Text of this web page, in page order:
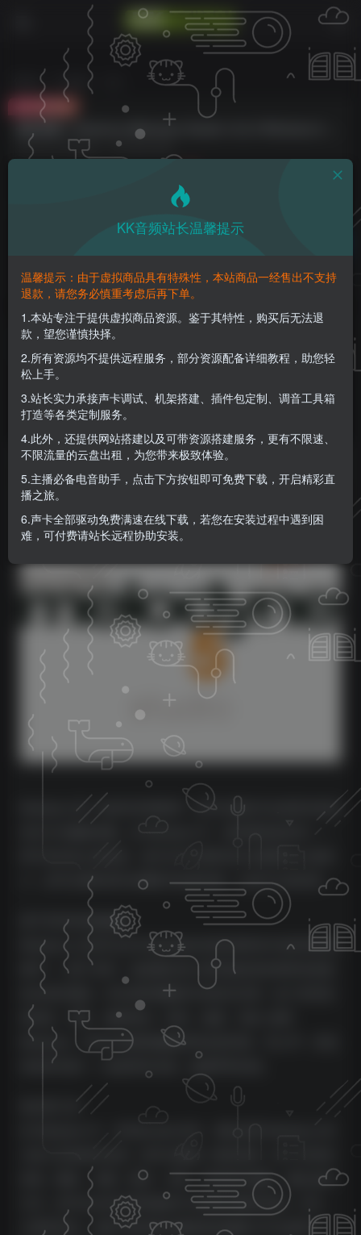
首页 VST插件
此内容为付费资源，请付费后查看
K币3
请登录购买，否则密码遗忘或资源丢失需重新购买，链接失效请加微
信：yqyptys
付费资源
修音神器！Celemony Melodyne Studio v5.2.0
Windows & macOS版
9个月前更新
关注 私信
Melodyne 是一款软件应用程序，您可以通过它以前所未有的
小，还可以看到音符在哪里开始和结束，以及它们的音高。
基于音符的音频编辑
Melodyne 让您可以无与伦比地访问录音和样本中的所有音乐
细节——逐个音符。这是通过深入研究您的录音和样本的复
杂分析实现的，并识别和理解其中的音乐关系：各个音符及
其特征、音阶、键和和弦、时间、速度、音色. 使用
Melodyne，您可以直观地编辑所有这些内容。有人声，但也
有各种乐器——包括和弦乐器，如钢琴和吉他。
音高、颤音、音量、咝音、长度、时间和共振峰。通过这种
方式，您可以以音乐而直接的方式增强演奏的语调、乐句、
力度和音色。虽然巧妙的算法确保您的编辑几乎总是听不
KK音频站长温馨提示
温馨提示：由于虚拟商品具有特殊性，本站商品一经售出不支持
退款，请您务必慎重考虑后再下单。
1.本站专注于提供虚拟商品资源。鉴于其特性，购买后无法退
款，望您谨慎抉择。
2.所有资源均不提供远程服务，部分资源配备详细教程，助您轻
松上手。
3.站长实力承接声卡调试、机架搭建、插件包定制、调音工具箱
打造等各类定制服务。
4.此外，还提供网站搭建以及可带资源搭建服务，更有不限速、
不限流量的云盘出租，为您带来极致体验。
5.主播必备电音助手，点击下方按钮即可免费下载，开启精彩直
播之旅。
6.声卡全部驱动免费满速在线下载，若您在安装过程中遇到困
难，可付费请站长远程协助安装。